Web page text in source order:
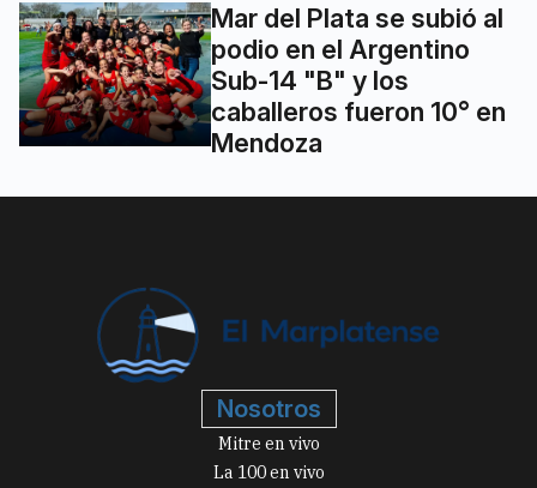
Mar del Plata se subió al
podio en el Argentino
Sub-14 "B" y los
caballeros fueron 10° en
Mendoza
Nosotros
Mitre en vivo
La 100 en vivo